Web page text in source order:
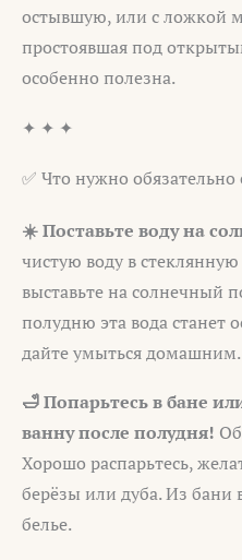
остывшую, или с ложкой
простоявшая под
особенно полезна.
✦ ✦ ✦
✅ Что нужно обязательно
☀️ Поставьте воду на
чистую воду в
выставьте на солнечный
полудню эта вода станет
дайте умыться домашним.
🛁 Попарьтесь в бане
ванну после полудня!
Хорошо распарьтесь,
берёзы или дуба. Из бани
белье.